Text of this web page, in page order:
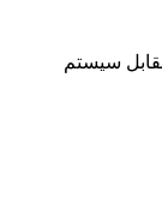
سیستم